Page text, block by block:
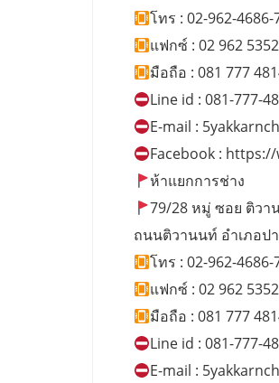
โทร : 02-962-4686-
แฟกซ์ : 02 962 5352
มือถือ : 081 777
Line id : 081-777-
E-mail :
Facebook :
ห้าแยกการช่าง
79/28 หมู่ ซอย ติวา
ถนนติวานนท์ อำเภอป
โทร : 02-962-4686-
แฟกซ์ : 02 962 5352
มือถือ : 081 777
Line id : 081-777-
E-mail :